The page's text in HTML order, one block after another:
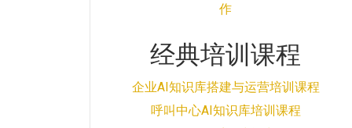
作
经典培训课程
企业AI知识库搭建与运营培训课程
呼叫中心AI知识库培训课程